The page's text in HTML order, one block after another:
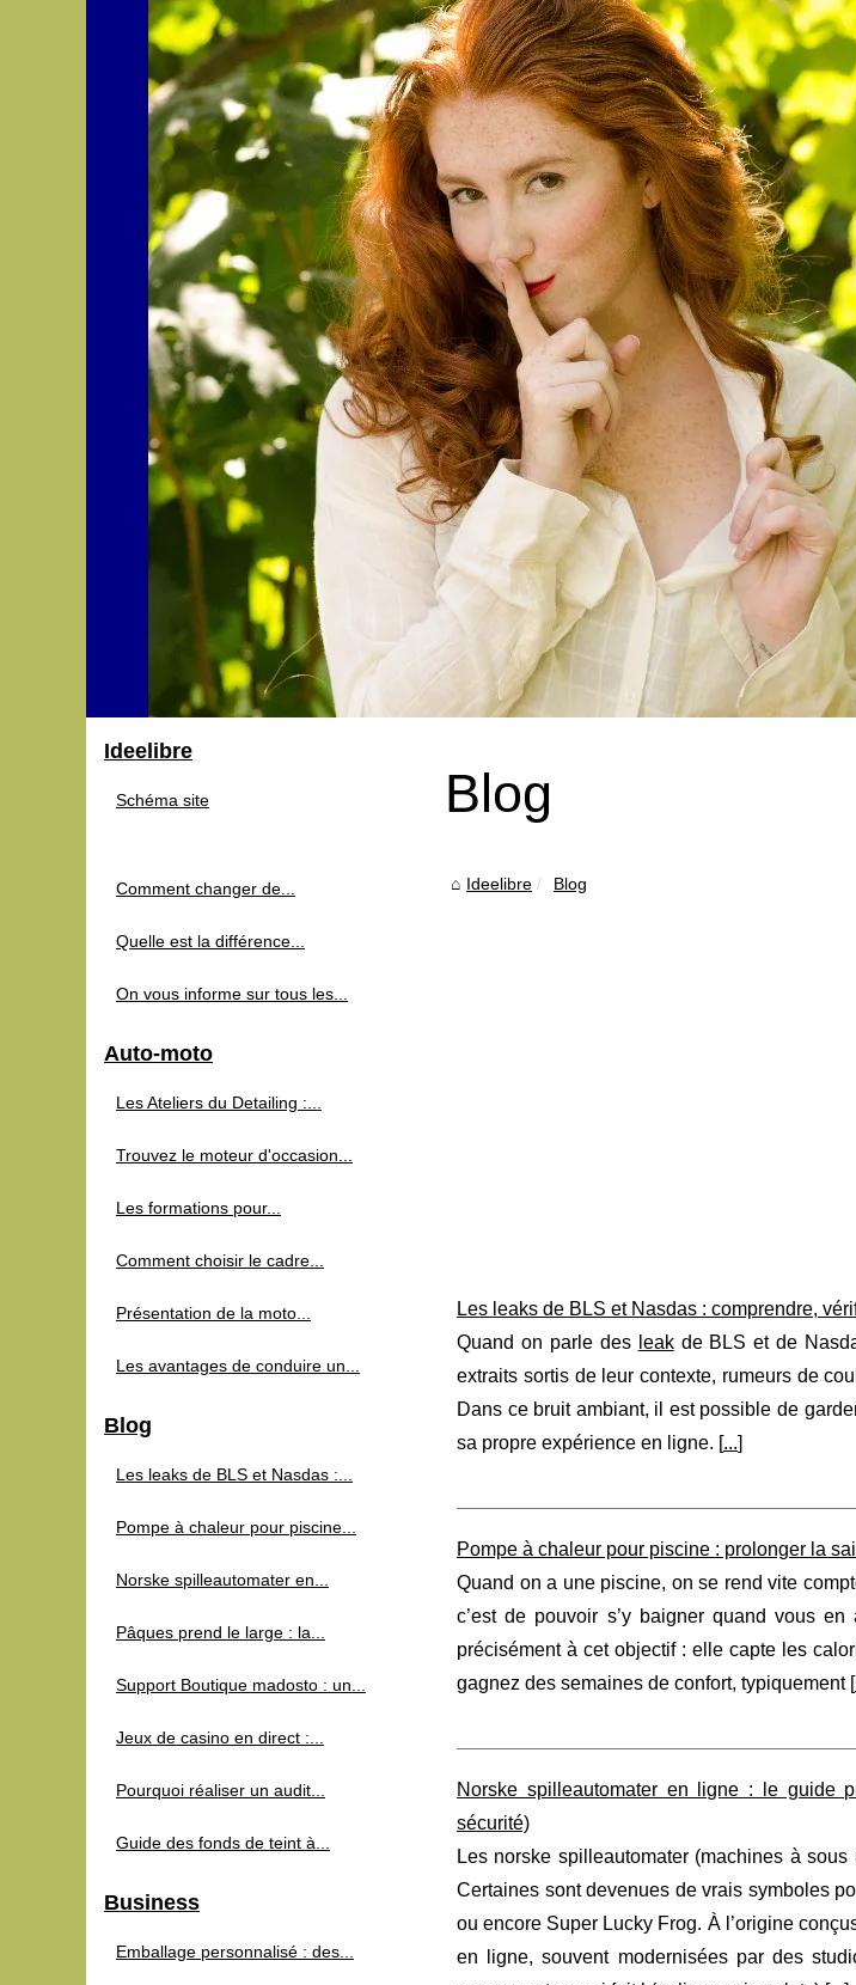
Blog
Ideelibre Blog
Les leaks de BLS et Nasdas : comprendre,
Quand on parle des leakde BLS et de
extraits sortis de leur contexte, rumeurs de
Dans ce bruit ambiant, il est possible de
sa propre expérience en ligne. [...]
Pompe à chaleur pour piscine : prolonger la
Quand on a une piscine, on se rend vite
c’est de pouvoir s’y baigner quand vous
précisément à cet objectif : elle capte les
gagnez des semaines de confort, typiquement [
Norske spilleautomater en ligne : le guide
sécurité)
Les norske spilleautomater (machines à
Certaines sont devenues de vrais symboles
ou encore Super Lucky Frog. À l’origine
en ligne, souvent modernisées par des
Ideelibre
Schéma site
Comment changer de...
Quelle est la différence...
On vous informe sur tous les...
Auto-moto
Les Ateliers du Detailing :...
Trouvez le moteur d'occasion...
Les formations pour...
Comment choisir le cadre...
Présentation de la moto...
Les avantages de conduire un...
Blog
Les leaks de BLS et Nasdas :...
Pompe à chaleur pour piscine...
Norske spilleautomater en...
Pâques prend le large : la...
Support Boutique madosto : un...
Jeux de casino en direct :...
Pourquoi réaliser un audit...
Guide des fonds de teint à...
Business
Emballage personnalisé : des...